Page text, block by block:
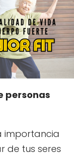
personas
importancia
de tus seres